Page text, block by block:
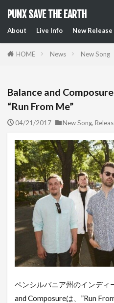
PUNX SAVE THE EARTH
About Live Info New Release
HOME News New Song
Balance and
“Run From Me”
04/21/2017 New Song,
ペンシルバニア州のインディ
and Composureは、”Run